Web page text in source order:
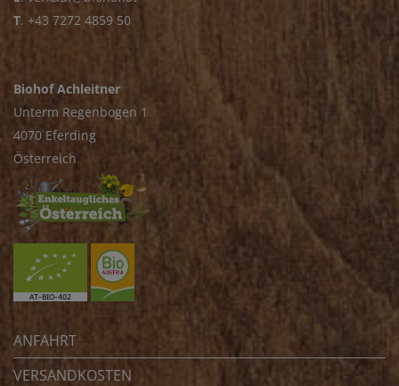
T. +43 7272 4859 50
Biohof Achleitner
Unterm Regenbogen 1
4070 Eferding
Österreich
ANFAHRT
VERSANDKOSTEN